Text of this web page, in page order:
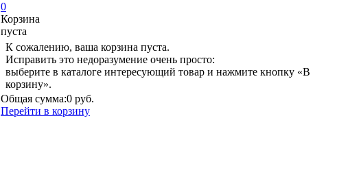
0
Корзина
пуста
К сожалению, ваша корзина пуста.
Исправить это недоразумение очень просто:
выберите в каталоге интересующий товар и нажмите кнопку «В
корзину».
Общая сумма:0 руб.
Перейти в корзину